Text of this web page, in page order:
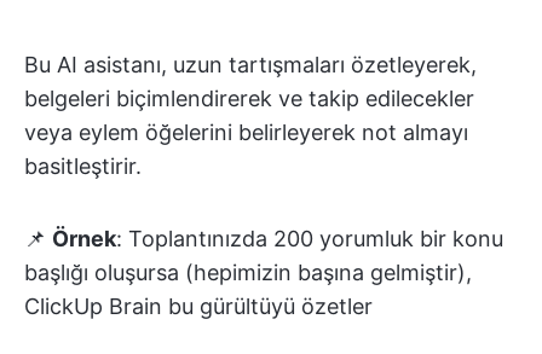
Bu AI asistanı, uzun tartışmaları özetleyerek,
belgeleri biçimlendirerek ve takip edilecekler
veya eylem öğelerini belirleyerek not almayı
basitleştirir.
📌 Örnek: Toplantınızda 200 yorumluk bir konu
başlığı oluşursa (hepimizin başına gelmiştir),
ClickUp Brain bu gürültüyü özetler